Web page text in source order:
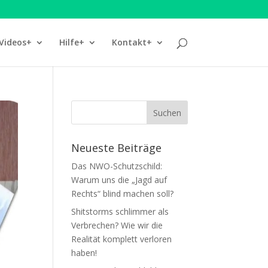
Hilfe+ Kontakt+
Neueste Beiträge
Das NWO-Schutzschild:
Warum uns die „Jagd auf
Rechts“ blind machen soll?
Shitstorms schlimmer als
Verbrechen? Wie wir die
Realität komplett verloren
haben!